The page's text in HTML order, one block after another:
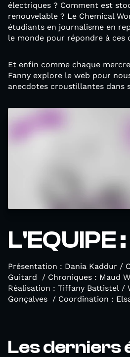
électriques ? Comment est
renouvelable ? Le Chemical
étudiants en journalisme en
le monde pour répondre à ces
Et enfin comme chaque
Fanny explore le web pour
anecdotes croustillantes dans
L'EQUIPE :
Présentation : Dania Kaddur /
Guitard / Chroniques : Maud
Réalisation : Tiffany Battistel /
Gonçalves / Coordination :
Les derniers